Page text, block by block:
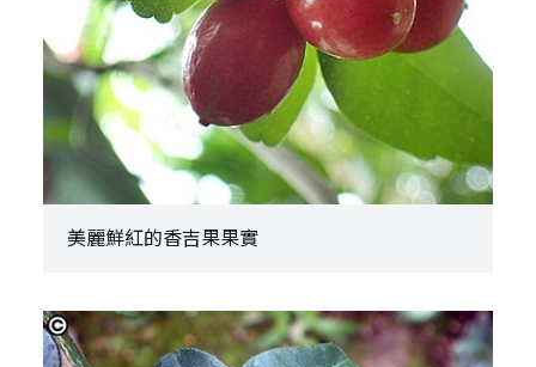
美麗鮮紅的香吉果果實